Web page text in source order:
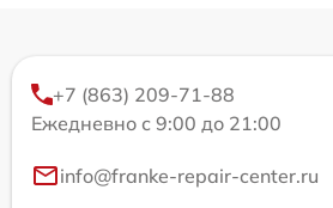
+7 (863) 209-71-88
Ежедневно с 9:00 до 21:00
info@franke-repair-center.ru